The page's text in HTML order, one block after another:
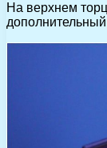
На верхнем